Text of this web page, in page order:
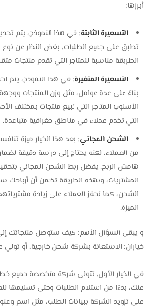
أبرزها:
التسعيرة الثابتة: في هذا النموذج، يتم
تطبق على جميع الطلبات، بغض النظر عن نوع
الطريقة مناسبة للمتاجر التي تقدم منتجات
التسعيرة المتغيرة: في هذا النموذج، يتم
بناءً على عدة عوامل، مثل وزن المنتجات
الأسلوب المتاجر التي تبيع منتجات بمختلف
التي تخدم عملاء في مناطق جغرافية متباعدة.
الشحن المجاني: يعد هذا الخيار ميزة
من العملاء، لكنه يحتاج إلى دراسة دقيقة
هامش الربح. يفضل ربط الشحن المجاني
المشتريات، وبهذه الطريقة تضمن أن
الشحن، كما تحفز العملاء على زيادة
الميزة.
و يبقى السؤال الأهم: كيف ستوصل منتجاتك
خياران: الاستعانة بشركة شحن خارجية، أو
في الخيار الأول، تتولى شركة متخصصة جميع
عنك، بدءًا من استلام الطلبات وحتى تسليمها
على تزويد الشركة ببيانات الطلب، مثل اسم